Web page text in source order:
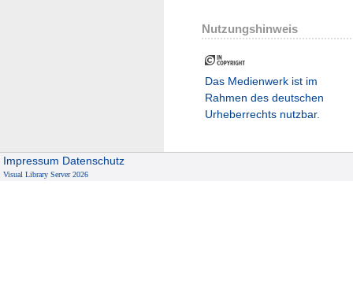
Nutzungshinweis
Das Medienwerk ist im
Rahmen des deutschen
Urheberrechts nutzbar.
Impressum Datenschutz
Visual Library Server 2026